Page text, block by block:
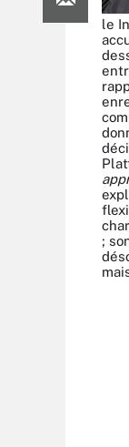
le
;